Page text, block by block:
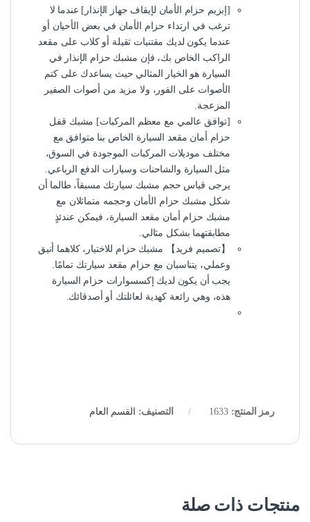
[إبزيم حزام الأمان لإيقاف جهاز الإنذار] عندما لا
ترغب في ارتداء حزام الأمان في بعض الأحيان أو
عندما يكون لديك مقتنيات ثقيلة أو كلاب على مقعد
الراكب الخاص بك، فإن مشبك حزام الإنذار في
السيارة هو الخيار المثالي حيث يساعدك على كتم
الأصوات على الفور، ولا مزيد من أصوات الصفير
المزعجة.
[توافق عالمي مع معظم المركبات] مشبك قفل
حزام أمان مقعد السيارة الخاص بنا متوافق مع
مختلف موديلات المركبات الموجودة في السوق،
مثل السيارة والشاحنات وسيارات الدفع الرباعي.
يرجى قياس حجم مشبك سيارتك مسبقاً، طالما أن
شكل مشبك حزام الأمان وحجمه متماثلان مع
مشبك حزام أمان مقعد السيارة، فيمكن عندئذٍ
مطابقتهما بشكل مثالي.
【تصميم فريد】 مشبك حزام للاختيار، كلاهما أنيق
وعملي، يتناسبان مع حزام مقعد سيارتك تمامًا.
يجب أن يكون لديك إكسسوارات حزام السيارة
هذه، وهي رائعة كهدية لعائلتك أو أصدقائك.
رمز المنتج:1633 التصنيف: القسم العام
منتجات ذات صلة